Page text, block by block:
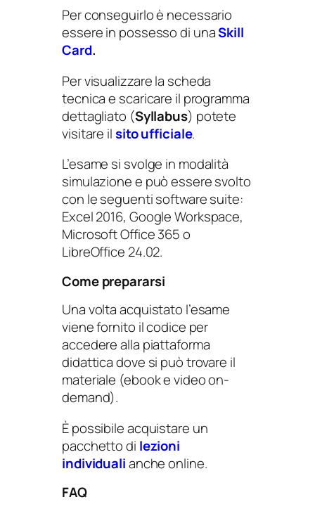
Per conseguirlo è necessario
essere in possesso di unaSkill
Card.
Per visualizzare la scheda
tecnica e scaricare il programma
dettagliato (Syllabus) potete
visitare ilsito ufficiale.
L’esame si svolge in modalità
simulazione e può essere svolto
con le seguenti software suite:
Excel 2016, Google Workspace,
Microsoft Office 365 o
LibreOffice 24.02.
Come prepararsi
Una volta acquistato l’esame
viene fornito il codice per
accedere alla piattaforma
didattica dove si può trovare il
materiale (ebook e video on-
demand).
È possibile acquistare un
pacchetto di lezioni
individualianche online.
FAQ